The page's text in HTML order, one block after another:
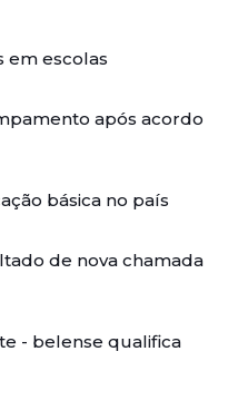
em escolas
após acordo
básica no país
de nova chamada
- belense qualifica